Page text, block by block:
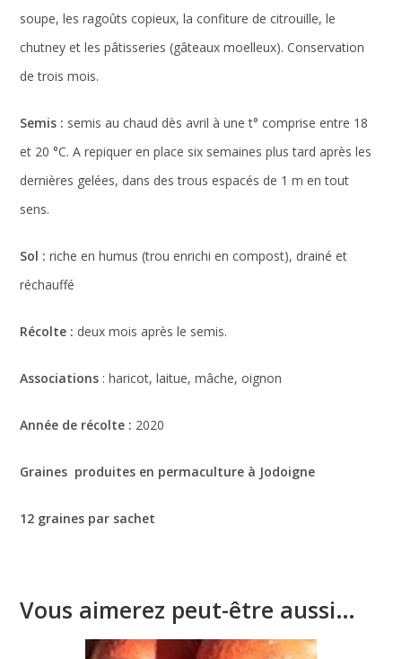
soupe, les ragoûts copieux, la confiture de citrouille, le
chutney et les pâtisseries (gâteaux moelleux). Conservation
de trois mois.
Semis : semis au chaud dès avril à une t° comprise entre 18
et 20 °C. A repiquer en place six semaines plus tard après les
dernières gelées, dans des trous espacés de 1 m en tout
sens.
Sol : riche en humus (trou enrichi en compost), drainé et
réchauffé
Récolte : deux mois après le semis.
Associations : haricot, laitue, mâche, oignon
Année de récolte : 2020
Graines produites en permaculture à Jodoigne
12 graines par sachet
Vous aimerez peut-être aussi…